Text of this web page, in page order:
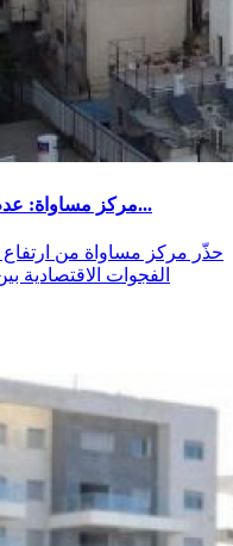
مركز مساواة: عدم تحويل ميزانيات إغلاق الفجوات يعمق...
حذّر مركز مساواة من ارتفاع
الفجوات الاقتصادية